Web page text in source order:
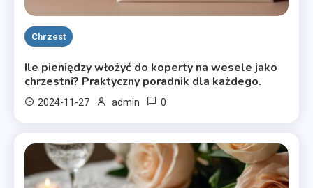
Chrzest
Ile pieniędzy włożyć do koperty na wesele jako
chrzestni? Praktyczny poradnik dla każdego.
2024-11-27 admin 0